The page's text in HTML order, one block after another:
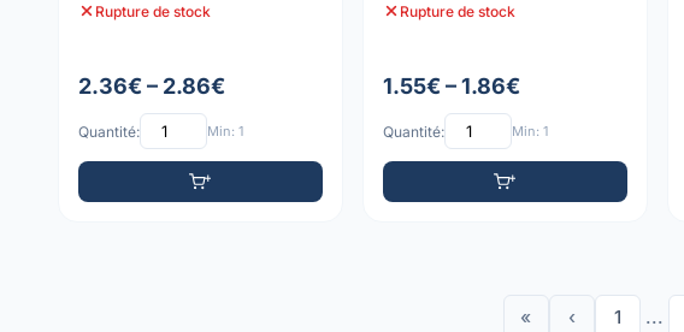
Rupture de stock
2.36€ – 2.86€
Quantité: Min: 1
Rupture de stock
1.55€ – 1.86€
Quantité: Min: 1
« ‹ 1 ...